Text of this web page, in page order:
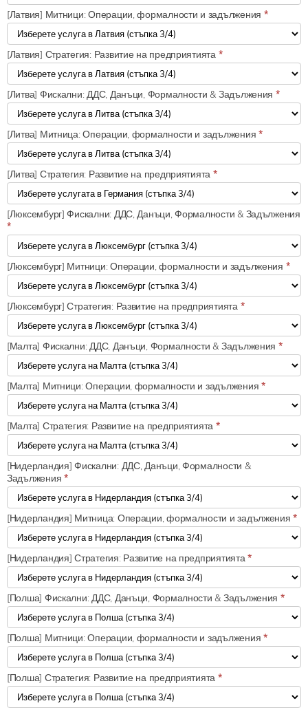
[Латвия] Митници: Операции, формалности и задължения *
[Латвия] Стратегия: Развитие на предприятията *
[Литва] Фискални: ДДС, Данъци, Формалности & Задължения *
[Литва] Митница: Операции, формалности и задължения *
[Литва] Стратегия: Развитие на предприятията *
[Люксембург] Фискални: ДДС, Данъци, Формалности & Задължения
*
[Люксембург] Митници: Операции, формалности и задължения *
[Люксембург] Стратегия: Развитие на предприятията *
[Малта] Фискални: ДДС, Данъци, Формалности & Задължения *
[Малта] Митници: Операции, формалности и задължения *
[Малта] Стратегия: Развитие на предприятията *
[Нидерландия] Фискални: ДДС, Данъци, Формалности &
Задължения*
[Нидерландия] Митница: Операции, формалности и задължения*
[Нидерландия] Стратегия: Развитие на предприятията*
[Полша] Фискални: ДДС, Данъци, Формалности & Задължения *
[Полша] Митници: Операции, формалности и задължения *
[Полша] Стратегия: Развитие на предприятията *